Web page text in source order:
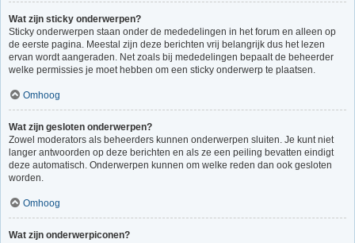
Wat zijn sticky onderwerpen?
Sticky onderwerpen staan onder de mededelingen in het forum en alleen op
de eerste pagina. Meestal zijn deze berichten vrij belangrijk dus het lezen
ervan wordt aangeraden. Net zoals bij mededelingen bepaalt de beheerder
welke permissies je moet hebben om een sticky onderwerp te plaatsen.
Omhoog
Wat zijn gesloten onderwerpen?
Zowel moderators als beheerders kunnen onderwerpen sluiten. Je kunt niet
langer antwoorden op deze berichten en als ze een peiling bevatten eindigt
deze automatisch. Onderwerpen kunnen om welke reden dan ook gesloten
worden.
Omhoog
Wat zijn onderwerpiconen?